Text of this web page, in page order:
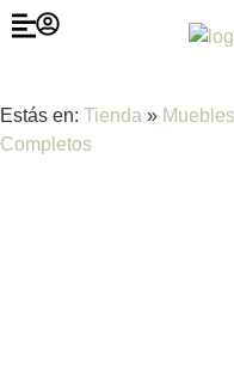
Estás en: Tienda »
Completos